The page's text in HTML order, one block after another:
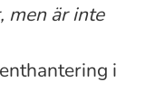
men är inte
i